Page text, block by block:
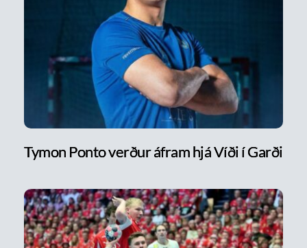
Tymon Ponto verður áfram hjá Víði í Garði